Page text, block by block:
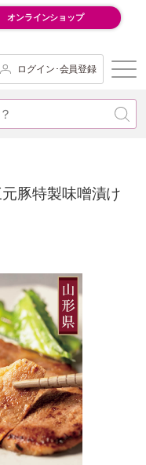
オンラインショップ
ログイン･会員登録
豚特製味噌漬け